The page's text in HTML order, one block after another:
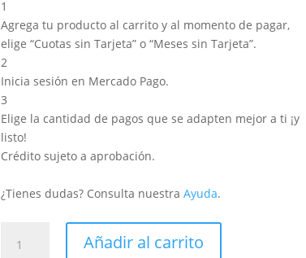
1
Agrega tu producto al carrito y al momento de pagar,
elige “Cuotas sin Tarjeta” o “Meses sin Tarjeta”.
2
Inicia sesión en Mercado Pago.
3
Elige la cantidad de pagos que se adapten mejor a ti ¡y
listo!
Crédito sujeto a aprobación.
¿Tienes dudas? Consulta nuestraAyuda.
flotante
Añadir al carrito